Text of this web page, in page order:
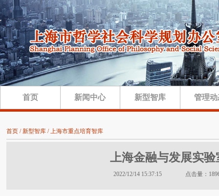
首页 新闻中心 新型智库 管理
首页 / 新型智库 / 上海市重点培育智库
上海金融与发展实验
2022/12/14 15:37:15 点击量：